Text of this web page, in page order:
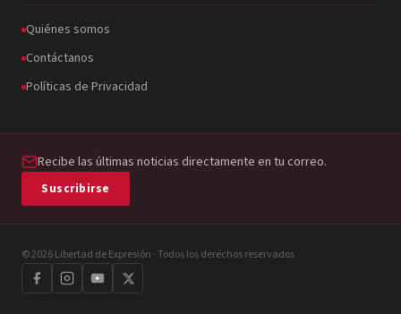
Quiénes somos
Contáctanos
Políticas de Privacidad
Recibe las últimas noticias directamente en tu correo.
Suscribirse
© 2026 Libertad de Expresión · Todos los derechos reservados